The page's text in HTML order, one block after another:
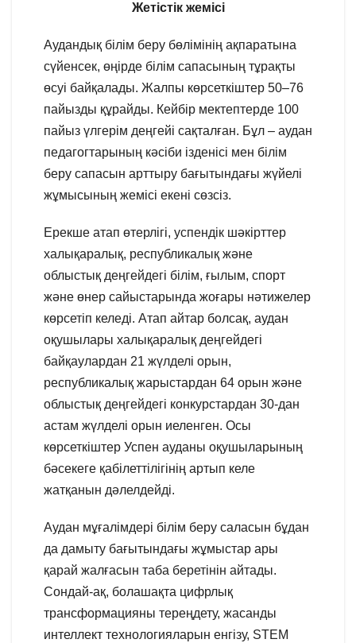
Жетістік жемісі
Аудандық білім беру бөлімінің ақпаратына
сүйенсек, өңірде білім сапасының тұрақты
өсуі байқалады. Жалпы көрсеткіштер 50–76
пайызды құрайды. Кейбір мектептерде 100
пайыз үлгерім деңгейі сақталған. Бұл – аудан
педагогтарының кәсіби ізденісі мен білім
беру сапасын арттыру бағытындағы жүйелі
жұмысының жемісі екені сөзсіз.
Ерекше атап өтерлігі, успендік шәкірттер
халықаралық, республикалық және
облыстық деңгейдегі білім, ғылым, спорт
және өнер сайыстарында жоғары нәтижелер
көрсетіп келеді. Атап айтар болсақ, аудан
оқушылары халықаралық деңгейдегі
байқаулардан 21 жүлделі орын,
республикалық жарыстардан 64 орын және
облыстық деңгейдегі конкурстардан 30-дан
астам жүлделі орын иеленген. Осы
көрсеткіштер Успен ауданы оқушыларының
бәсекеге қабілеттілігінің артып келе
жатқанын дәлелдейді.
Аудан мұғалімдері білім беру саласын бұдан
да дамыту бағытындағы жұмыстар ары
қарай жалғасын таба беретінін айтады.
Сондай-ақ, болашақта цифрлық
трансформацияны тереңдету, жасанды
интеллект технологияларын енгізу, STEM